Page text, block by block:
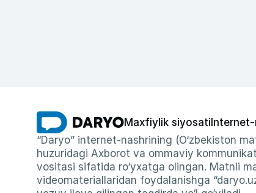
Maxfiylik siyosati
“Daryo” internet-nashrining (O‘zbekiston
huzuridagi Axborot va ommaviy
vositasi sifatida ro‘yxatga olingan. Matnli
videomateriallaridan foydalanishga